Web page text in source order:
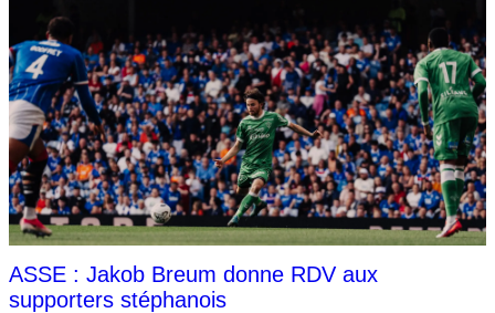
ASSE : Jakob Breum donne RDV aux
supporters stéphanois